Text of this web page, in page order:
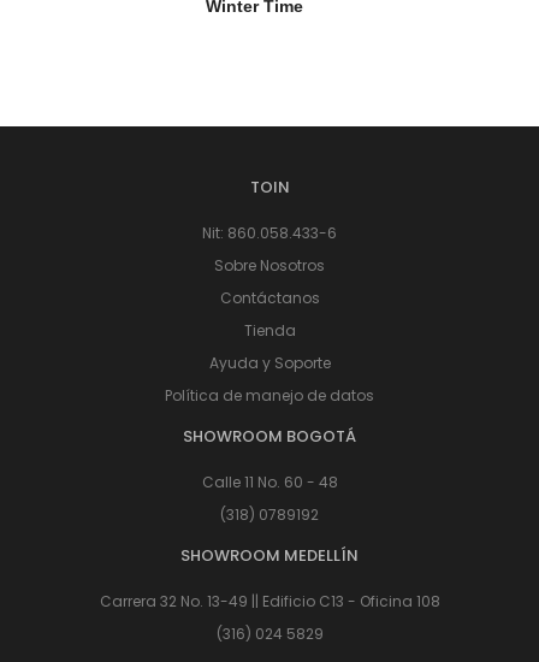
Winter Time
TOIN
Nit: 860.058.433-6
Sobre Nosotros
Contáctanos
Tienda
Ayuda y Soporte
Política de manejo de datos
SHOWROOM BOGOTÁ
Calle 11 No. 60 - 48
(318) 0789192
SHOWROOM MEDELLÍN
Carrera 32 No. 13-49 || Edificio C13 - Oficina 108
(316) 024 5829